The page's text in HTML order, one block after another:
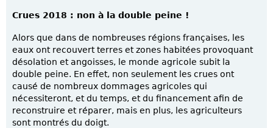
Crues 2018 : non à la double peine !
Alors que dans de nombreuses régions françaises, les
eaux ont recouvert terres et zones habitées provoquant
désolation et angoisses, le monde agricole subit la
double peine. En effet, non seulement les crues ont
causé de nombreux dommages agricoles qui
nécessiteront, et du temps, et du financement afin de
reconstruire et réparer, mais en plus, les agriculteurs
sont montrés du doigt.